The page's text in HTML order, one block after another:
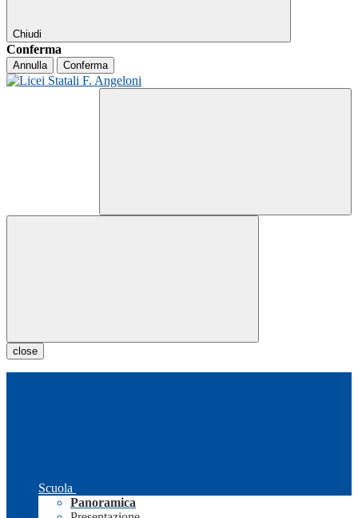
Chiudi
Conferma
Annulla Conferma
close
Scuola
Panoramica